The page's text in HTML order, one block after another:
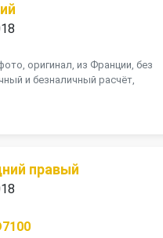
оригинал, из Франции, без
и безналичный расчёт,
правый